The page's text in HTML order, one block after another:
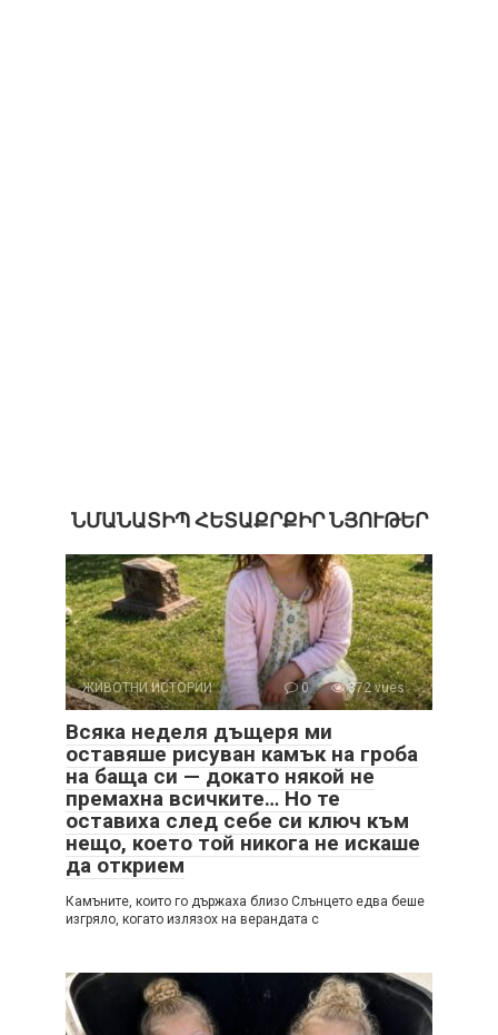
ՆՄԱՆԱՏԻՊ ՀԵՏԱՔՐՔԻՐ ՆՅՈՒԹԵՐ
ЖИВОТНИ ИСТОРИИ 0 372 vues
Всяка неделя дъщеря ми
оставяше рисуван камък на гроба
на баща си — докато някой не
премахна всичките… Но те
оставиха след себе си ключ към
нещо, което той никога не искаше
да открием
Камъните, които го държаха близо Слънцето едва беше
изгряло, когато излязох на верандата с